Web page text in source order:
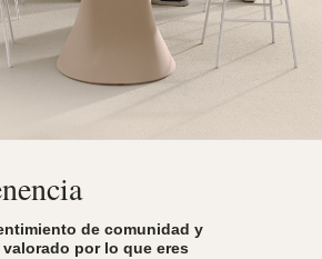
de comunidad y
por lo que eres